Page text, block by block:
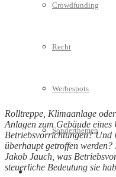
Crowdfunding
Recht
Werbespots
Sonderthemen
Geschäftskonto eröffnen
Rolltreppe, Klimaanlage
Anlagen zum Gebäude
Betriebsvorrichtungen? Und
überhaupt getroffen
Jakob Jauch, was
steuerliche Bedeutung sie